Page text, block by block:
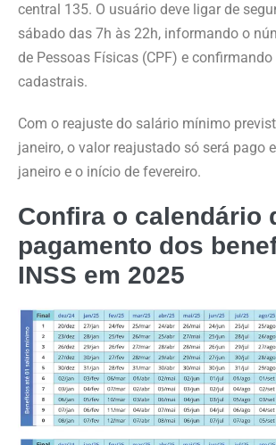
central 135. O usuário deve ligar de
sábado das 7h às 22h, informando o
de Pessoas Físicas (CPF) e
cadastrais.
Com o reajuste do salário mínimo
janeiro, o valor reajustado só será pago
janeiro e o início de fevereiro.
Confira o calendário
pagamento dos
INSS em 2025